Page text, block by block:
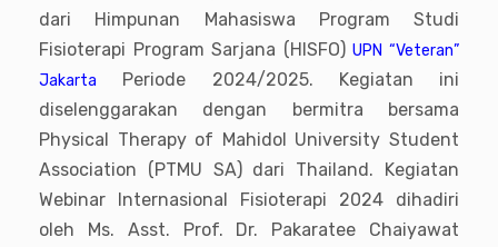
dari Himpunan Mahasiswa Program Studi
Fisioterapi Program Sarjana (HISFO)UPN “Veteran”
Jakarta
Periode 2024/2025. Kegiatan ini
diselenggarakan dengan bermitra bersama
Physical Therapy of Mahidol University Student
Association (PTMU SA) dari Thailand. Kegiatan
Webinar Internasional Fisioterapi 2024 dihadiri
oleh Ms. Asst. Prof. Dr. Pakaratee Chaiyawat